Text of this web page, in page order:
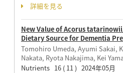
詳細を見る
New Value of Acorus
Dietary Source for Dementia
Tomohiro Umeda, Ayumi Sakai,
Nakata, Ryota Nakajima, Kei
Nutrients 16 ( 11 ) 2024年05月